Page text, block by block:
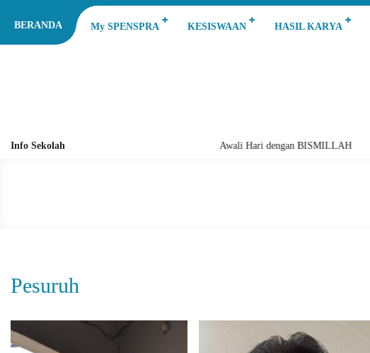
BERANDA My SPENSPRA KESISWAAN HASIL KARYA
Info Sekolah Awali Hari dengan BISMILLAH
Pesuruh